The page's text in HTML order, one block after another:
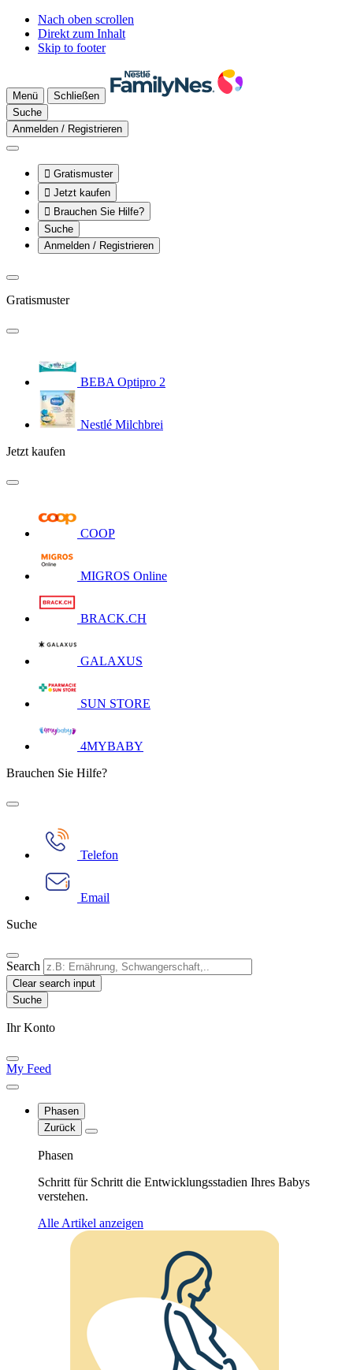
Nach oben scrollen
Direkt zum Inhalt
Skip to footer
Menü
Schließen
Suche
Anmelden / Registrieren
 Gratismuster
 Jetzt kaufen
 Brauchen Sie Hilfe?
Suche
Anmelden / Registrieren
Gratismuster
BEBA Optipro 2
Nestlé Milchbrei
Jetzt kaufen
COOP
MIGROS Online
BRACK.CH
GALAXUS
SUN STORE
4MYBABY
Brauchen Sie Hilfe?
Telefon
Email
Suche
Search
Clear search input
Ihr Konto​
My Feed
Phasen
Zurück
Phasen
Schritt für Schritt die Entwicklungsstadien Ihres Babys
verstehen.
Alle Artikel anzeigen